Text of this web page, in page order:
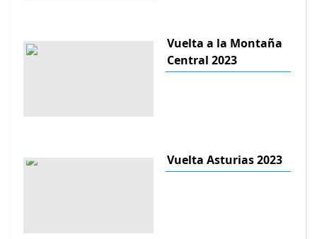
Vuelta a la Montaña
Central 2023
Vuelta Asturias 2023